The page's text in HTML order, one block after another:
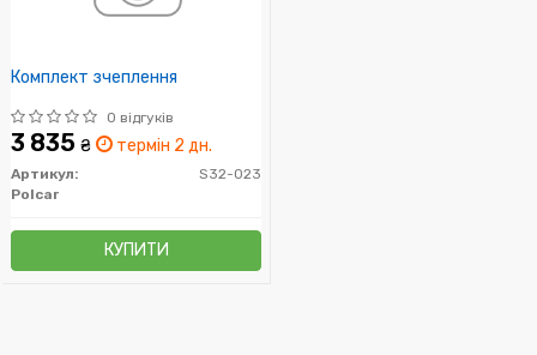
Комплект зчеплення
0 відгуків
3 835 ₴ термін 2 дн.
Артикул:
S32-023
Polcar
КУПИТИ